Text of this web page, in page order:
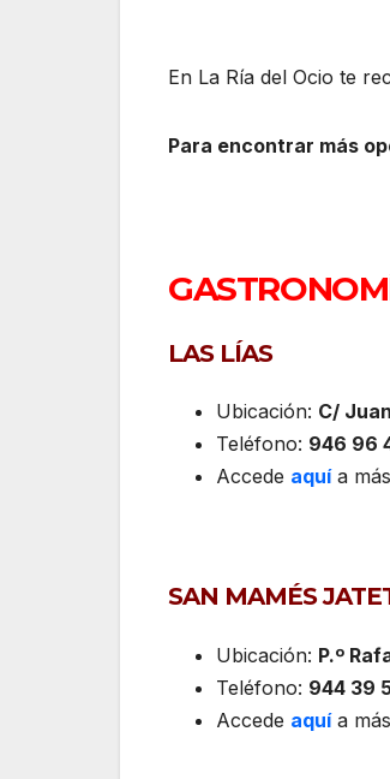
En La Ría del Ocio te
Para encontrar más
LAS LÍAS
Ubicación: C/
Teléfono: 946 96
Accede aquí a
SAN MAMÉS
Ubicación: P.º
Teléfono: 944 39
Accede aquí a